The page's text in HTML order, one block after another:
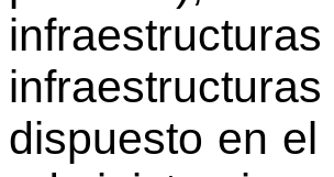
dispuesto en